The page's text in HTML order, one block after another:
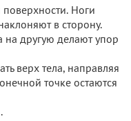
Ноги
в сторону.
на другую делают упор
верх тела, направляя
точке остаются